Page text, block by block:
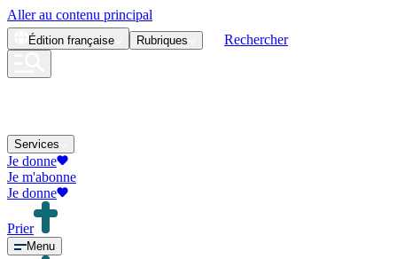
Aller au contenu principal
Édition française Rubriques Rechercher
Services
Je donne
Je m'abonne
Je donne
Prier
Menu